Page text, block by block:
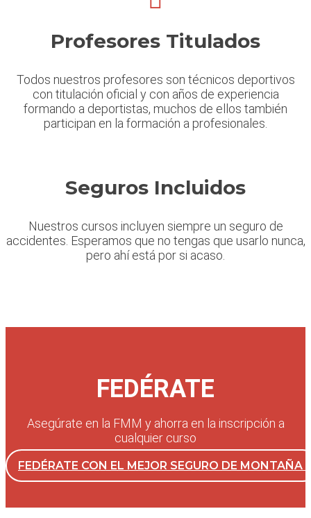
Profesores Titulados
Todos nuestros profesores son técnicos deportivos
con titulación oficial y con años de experiencia
formando a deportistas, muchos de ellos también
participan en la formación a profesionales.
Seguros Incluidos
Nuestros cursos incluyen siempre un seguro de
accidentes. Esperamos que no tengas que usarlo nunca,
pero ahí está por si acaso.
FEDÉRATE
Asegúrate en la FMM y ahorra en la inscripción a
cualquier curso
FEDÉRATE CON EL MEJOR SEGURO DE MONTAÑA